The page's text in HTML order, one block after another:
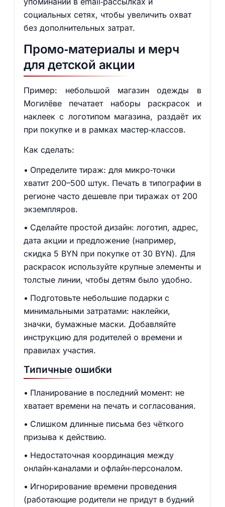
социальных сетях, чтобы увеличить охват
без дополнительных затрат.
Промо‑материалы и мерч
для детской акции
Пример: небольшой магазин одежды в
Могилёве печатает наборы раскрасок и
наклеек с логотипом магазина, раздаёт их
при покупке и в рамках мастер‑классов.
Как сделать:
Определите тираж: для микро‑точки
хватит 200–500 штук. Печать в типографии в
регионе часто дешевле при тиражах от 200
экземпляров.
Сделайте простой дизайн: логотип, адрес,
дата акции и предложение (например,
скидка 5 BYN при покупке от 30 BYN). Для
раскрасок используйте крупные элементы и
толстые линии, чтобы детям было удобно.
Подготовьте небольшие подарки с
минимальными затратами: наклейки,
значки, бумажные маски. Добавляйте
инструкцию для родителей о времени и
правилах участия.
Типичные ошибки
Планирование в последний момент: не
хватает времени на печать и согласования.
Слишком длинные письма без чёткого
призыва к действию.
Недостаточная координация между
онлайн‑каналами и офлайн‑персоналом.
Игнорирование времени проведения
(работающие родители не придут в будний